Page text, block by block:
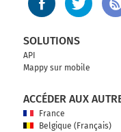
SOLUTIONS
API
Mappy sur mobile
ACCÉDER AUX
France
Belgique (Français)